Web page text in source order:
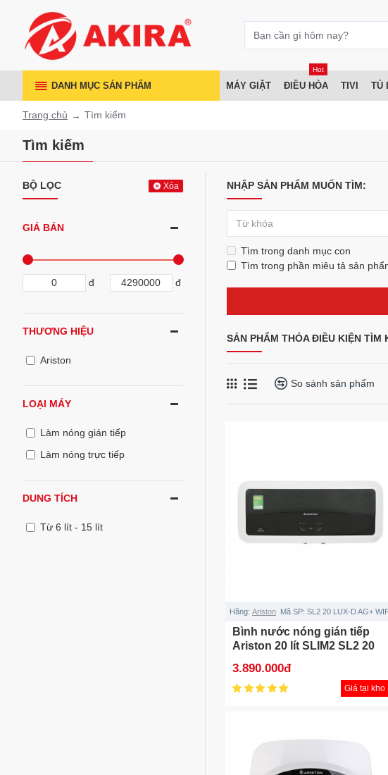
DANH MỤC SẢN PHẨM MÁY GIẶT ĐIỀU HÒA
Hot
TIVI TỦ
Trang chủ Tìm kiếm
Tìm kiếm
BỘ LỌC Xóa
GIÁ BÁN
đ đ
THƯƠNG HIỆU
Ariston
LOẠI MÁY
Làm nóng gián tiếp
Làm nóng trực tiếp
DUNG TÍCH
Từ 6 lít - 15 lít
NHẬP SẢN PHẨM MUỐN TÌM:
Tìm trong danh mục con
Tìm trong phần miêu tả sản
SẢN PHẨM THỎA ĐIỀU KIỆN TÌM
So sánh sản phẩm
Hãng: Ariston Mã SP: SL2 20 LUX-D AG+
Bình nước nóng gián tiếp
Ariston 20 lít SLIM2 SL2 20
3.890.000đ
Giá tại kho